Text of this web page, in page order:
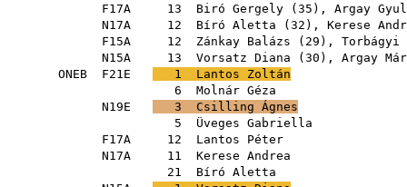
F17A 13 Biró Gergely ( 35 ), Argay
N17A 12 Bíró Aletta ( 32 ), Kerese
F15A 12 Zánkay Balázs ( 29 ), Torbágyi
N15A 13 Vorsatz Diana ( 30 ), Argay
ONEB F21E 1
Lantos Zoltán
6
Molnár Géza
N19E
3
Csilling Ágnes
5
Üveges Gabriella
F17A 12
Lantos Péter
N17A 11
Kerese Andrea
21
Bíró Aletta